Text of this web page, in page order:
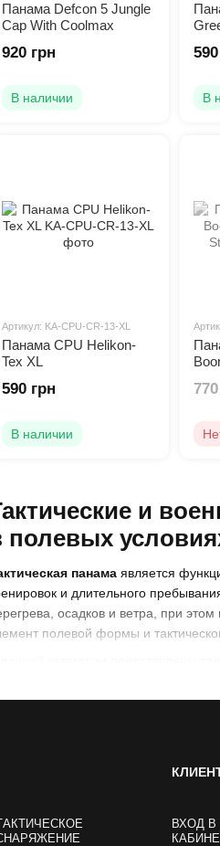
и
полевых
панама является
и длительного
осадков и ветра, при
полевой формы и
совместно с активными
лёгкая и удобная конструкция
Панама Defcon 5 Jungle
Cap With Coolmax
920 грн
В наличии В
Артикул: KA-CPU-CR-13-XL
Панама CPU Helikon-
Tex XL
590 грн
В наличии
ВХОД